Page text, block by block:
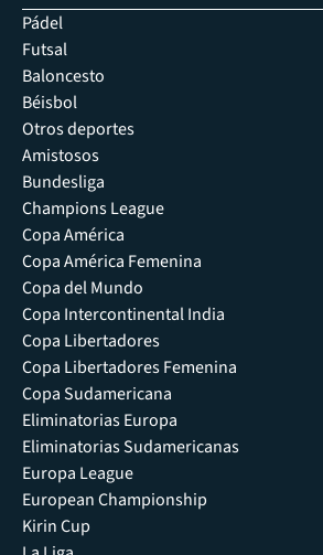
Pádel
Futsal
Baloncesto
Béisbol
Otros deportes
Amistosos
Bundesliga
Champions League
Copa América
Copa América Femenina
Copa del Mundo
Copa Intercontinental India
Copa Libertadores
Copa Libertadores Femenina
Copa Sudamericana
Eliminatorias Europa
Eliminatorias Sudamericanas
Europa League
European Championship
Kirin Cup